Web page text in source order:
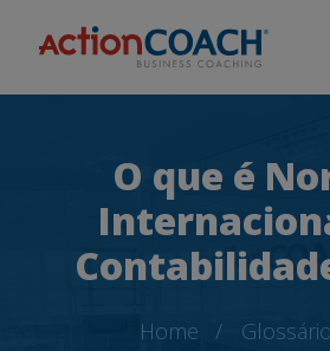
O que é
Home Glossário